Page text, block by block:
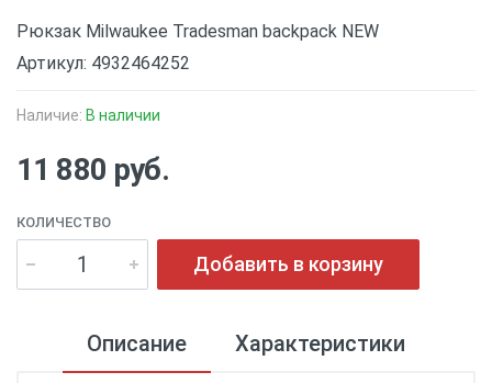
Рюкзак Milwaukee Tradesman backpack NEW
Артикул: 4932464252
Наличие: В наличии
11 880 руб.
КОЛИЧЕСТВО
Добавить в корзину
Описание Характеристики